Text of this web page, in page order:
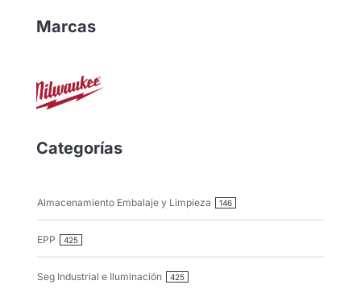
Marcas
Categorías
Almacenamiento Embalaje y Limpieza 146
EPP 425
Seg Industrial e Iluminación 425